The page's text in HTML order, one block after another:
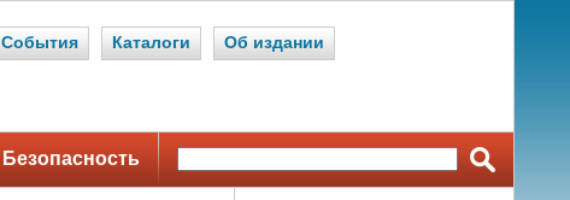
События Каталоги Об издании
Безопасность